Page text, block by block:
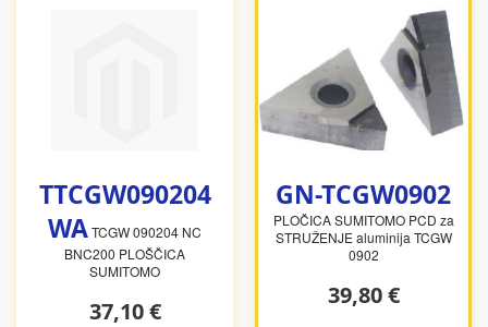
TTCGW090204
WATCGW 090204 NC
BNC200 PLOŠČICA
SUMITOMO
37,10 €
GN-TCGW0902
PLOČICA SUMITOMO PCD za
STRUŽENJE aluminija TCGW
0902
39,80 €